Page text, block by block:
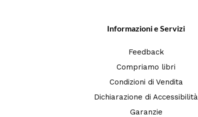
Informazioni e Servizi
Feedback
Compriamo libri
Condizioni di Vendita
Dichiarazione di Accessibilità
Garanzie